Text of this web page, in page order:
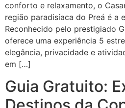
conforto e relaxamento, o
região paradisíaca do Preá é a
Reconhecido pelo prestigiado
oferece uma experiência 5
elegância, privacidade e
em […]
Guia Gratuito: